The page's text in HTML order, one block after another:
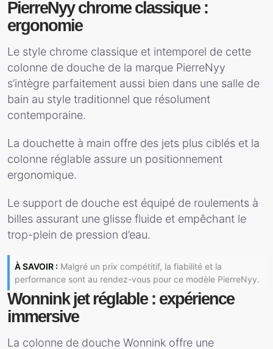
PierreNyy chrome classique :
ergonomie
Le style chrome classique et intemporel de cette
colonne de douche de la marque PierreNyy
s’intègre parfaitement aussi bien dans une salle de
bain au style traditionnel que résolument
contemporaine.
La douchette à main offre des jets plus ciblés et la
colonne réglable assure un positionnement
ergonomique.
Le support de douche est équipé de roulements à
billes assurant une glisse fluide et empêchant le
trop-plein de pression d’eau.
À SAVOIR : Malgré un prix compétitif, la fiabilité et la
performance sont au rendez-vous pour ce modèle PierreNyy.
Wonnink jet réglable : expérience
immersive
La colonne de douche Wonnink offre une